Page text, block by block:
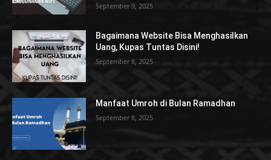
September 9, 2025
Bagaimana Website Bisa Menghasilkan
Uang, Kupas Tuntas Disini!
September 8, 2025
Manfaat Umroh di Bulan Ramadhan
September 8, 2025